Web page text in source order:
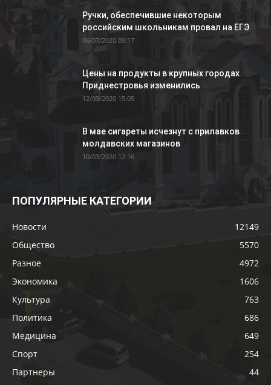
Ручки, обеспечившие некоторым
российским школьникам провал на ЕГЭ
06/07/2020 09:17
Цены на продукты в крупных городах
Приднестровья изменились
12/03/2020 15:05
В мае сигареты исчезнут с прилавков
молдавских магазинов
10/03/2020 12:16
ПОПУЛЯРНЫЕ КАТЕГОРИИ
Новости
12149
Общество
5570
Разное
4972
Экономика
1606
Культура
763
Политика
686
Медицина
649
Спорт
254
Партнеры
44